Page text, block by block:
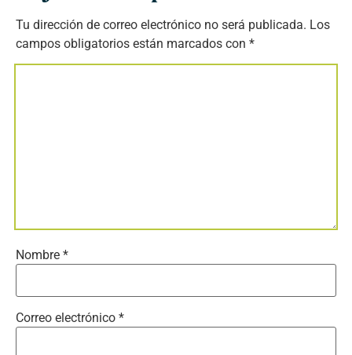
Tu dirección de correo electrónico no será publicada. Los
campos obligatorios están marcados con *
Nombre *
Correo electrónico *